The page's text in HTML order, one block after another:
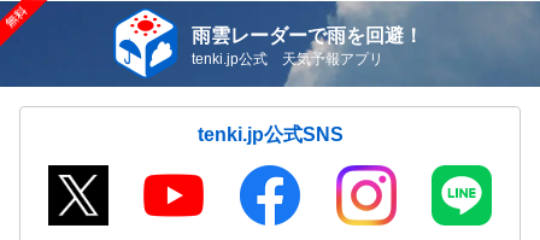
雨雲レーダーで雨を回避！
tenki.jp公式 天気予報アプリ
tenki.jp公式SNS